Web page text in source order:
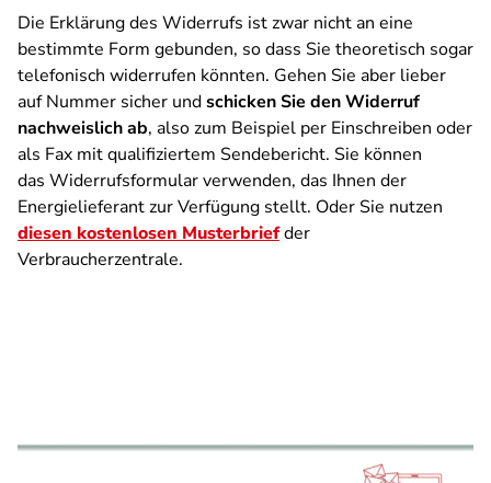
Die Erklärung des Widerrufs ist zwar nicht an eine
bestimmte Form gebunden, so dass Sie theoretisch sogar
telefonisch widerrufen könnten. Gehen Sie aber lieber
auf Nummer sicher undschicken Sie den Widerruf
nachweislich ab, also zum Beispiel per Einschreiben oder
als Fax mit qualifiziertem Sendebericht. Sie können
das Widerrufsformular verwenden, das Ihnen der
Energielieferant zur Verfügung stellt. Oder Sie nutzen
diesen kostenlosen Musterbriefder
Verbraucherzentrale.